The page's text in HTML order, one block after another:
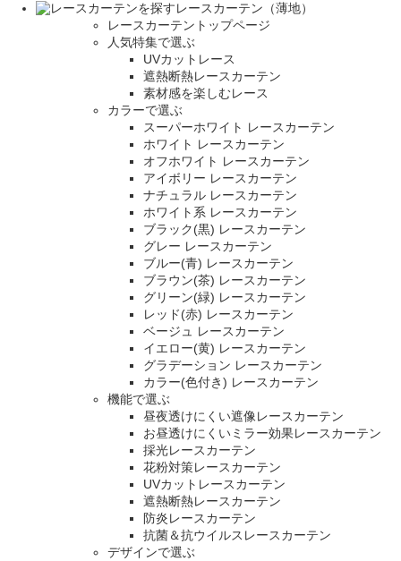
レースカーテン（薄地）
レースカーテントップページ
人気特集で選ぶ
UVカットレース
遮熱断熱レースカーテン
素材感を楽しむレース
カラーで選ぶ
スーパーホワイト レースカーテン
ホワイト レースカーテン
オフホワイト レースカーテン
アイボリー レースカーテン
ナチュラル レースカーテン
ホワイト系 レースカーテン
ブラック(黒) レースカーテン
グレー レースカーテン
ブルー(青) レースカーテン
ブラウン(茶) レースカーテン
グリーン(緑) レースカーテン
レッド(赤) レースカーテン
ベージュ レースカーテン
イエロー(黄) レースカーテン
グラデーション レースカーテン
カラー(色付き) レースカーテン
機能で選ぶ
昼夜透けにくい遮像レースカーテン
お昼透けにくいミラー効果レースカーテン
採光レースカーテン
花粉対策レースカーテン
UVカットレースカーテン
遮熱断熱レースカーテン
防炎レースカーテン
抗菌＆抗ウイルスレースカーテン
デザインで選ぶ